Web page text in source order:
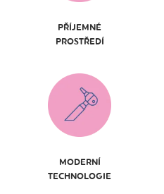
PŘÍJEMNÉ
PROSTŘEDÍ
MODERNÍ
TECHNOLOGIE